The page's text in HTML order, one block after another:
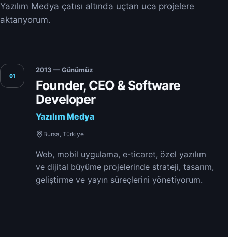
Yazılım Medya çatısı altında uçtan uca projelere
aktarıyorum.
2013 — Günümüz
01
Founder, CEO & Software
Developer
Yazılım Medya
Bursa, Türkiye
Web, mobil uygulama, e-ticaret, özel yazılım
ve dijital büyüme projelerinde strateji, tasarım,
geliştirme ve yayın süreçlerini yönetiyorum.